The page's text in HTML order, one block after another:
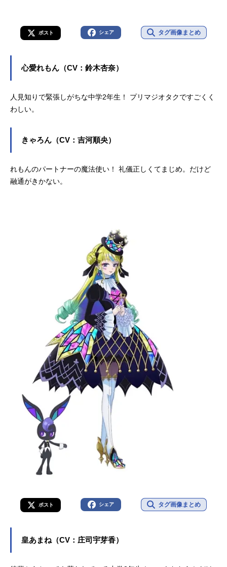
ポスト シェア タグ画像まとめ
心愛れもん（CV：鈴木杏奈）
人見知りで緊張しがちな中学2年生！ プリマジオタクですごくく
わしい。
きゃろん（CV：吉河順央）
れもんのパートナーの魔法使い！ 礼儀正しくてまじめ。だけど
融通がきかない。
ポスト シェア タグ画像まとめ
皇あまね（CV：庄司宇芽香）